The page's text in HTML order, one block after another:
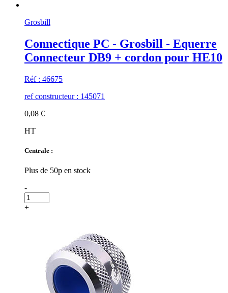
Grosbill
Connectique PC - Grosbill - Equerre
Connecteur DB9 + cordon pour HE10
Réf : 46675
ref constructeur : 145071
0,08 €
HT
Centrale :
Plus de 50p en stock
-
+